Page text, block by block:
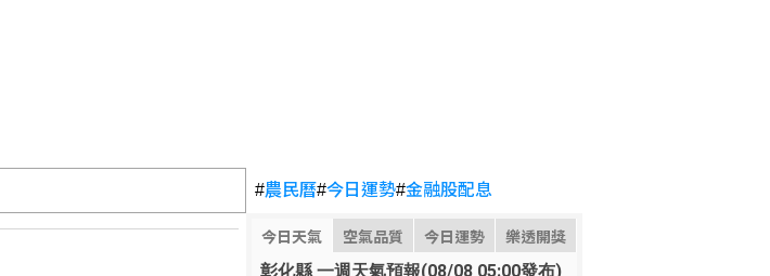
#農民曆#今日運勢#金融股配息
今日天氣 空氣品質 今日運勢 樂透開獎
彰化縣 一週天氣預報(08/08 05:00發布)